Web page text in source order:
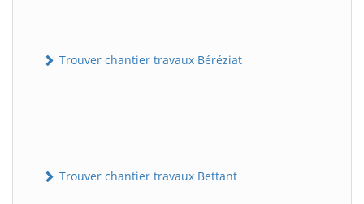
Trouver chantier travaux Béréziat
Trouver chantier travaux Bettant